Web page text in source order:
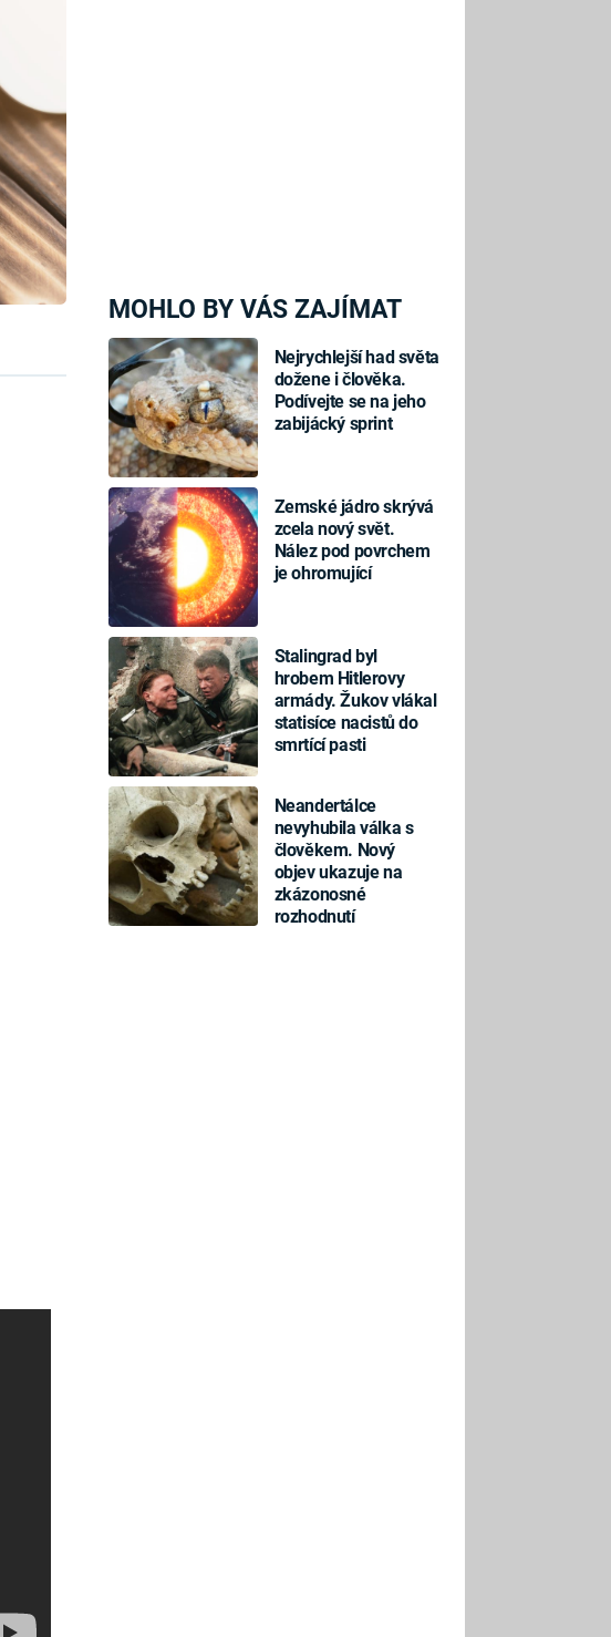
MOHLO BY VÁS ZAJÍMAT
Nejrychlejší had světa
dožene i člověka.
Podívejte se na jeho
zabijácký sprint
Zemské jádro skrývá
zcela nový svět.
Nález pod povrchem
je ohromující
Stalingrad byl
hrobem Hitlerovy
armády. Žukov vlákal
statisíce nacistů do
smrtící pasti
Neandertálce
nevyhubila válka s
člověkem. Nový
objev ukazuje na
zkázonosné
rozhodnutí